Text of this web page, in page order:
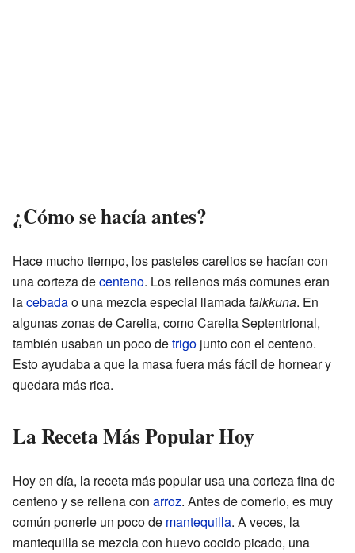
¿Cómo se hacía antes?
Hace mucho tiempo, los pasteles carelios se hacían con
una corteza decenteno. Los rellenos más comunes eran
lacebadao una mezcla especial llamadatalkkuna. En
algunas zonas de Carelia, como Carelia Septentrional,
también usaban un poco detrigo junto con el centeno.
Esto ayudaba a que la masa fuera más fácil de hornear y
quedara más rica.
La Receta Más Popular Hoy
Hoy en día, la receta más popular usa una corteza fina de
centeno y se rellena con arroz. Antes de comerlo, es muy
común ponerle un poco de mantequilla. A veces, la
mantequilla se mezcla con huevo cocido picado, una